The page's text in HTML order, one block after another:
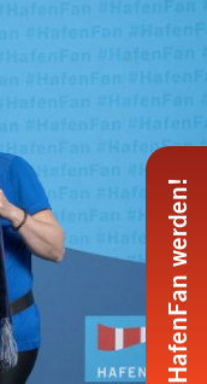
#HafenFan werden!